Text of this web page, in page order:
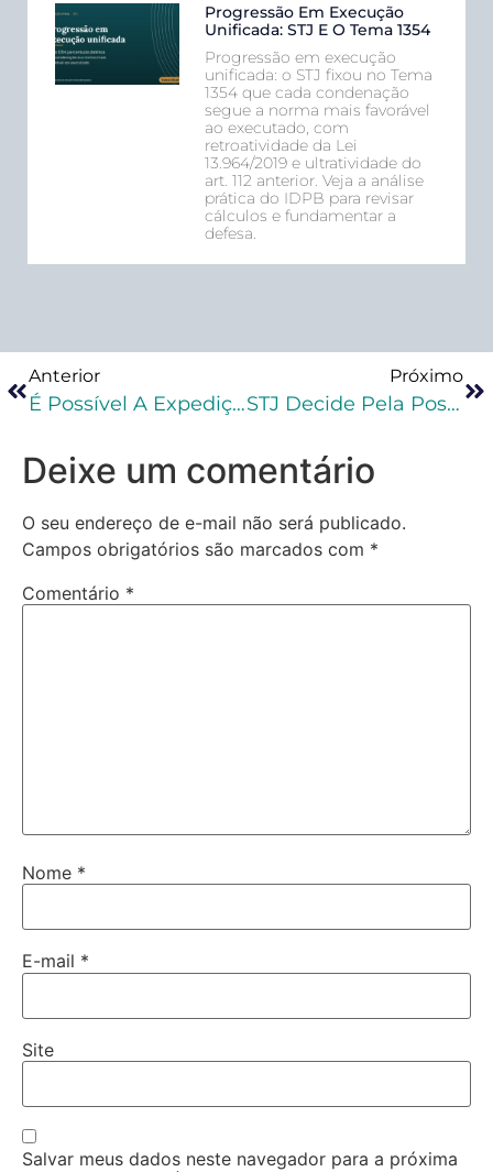
Progressão Em Execução
Unificada: STJ E O Tema 1354
Progressão em execução
unificada: o STJ fixou no Tema
1354 que cada condenação
segue a norma mais favorável
ao executado, com
retroatividade da Lei
13.964/2019 e ultratividade do
art. 112 anterior. Veja a análise
prática do IDPB para revisar
cálculos e fundamentar a
defesa.
Anterior
É Possível A Expedição Da Guia Definitiva De Execução De Pena Antes Mesmo Da Efetivação Da Prisão Do Condenado
Próximo
STJ Decide Pela Possibilidade De Regime Mais Gravoso
Deixe um comentário
O seu endereço de e-mail não será publicado.
Campos obrigatórios são marcados com *
Comentário *
Nome *
E-mail *
Site
Salvar meus dados neste navegador para a próxima